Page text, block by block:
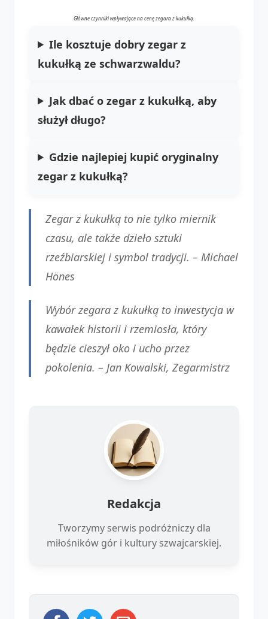
Główne czynniki wpływające na cenę zegara z kukułką.
Ile kosztuje dobryzegar z
kukułką ze schwarzwaldu?
Jak dbać ozegar z kukułką, aby
służył długo?
Gdzie najlepiej kupić oryginalny
zegar z kukułką?
Zegar z kukułką to nie tylko miernik
czasu, ale także dzieło sztuki
rzeźbiarskiej i symbol tradycji. – Michael
Hönes
Wybór zegara z kukułką to inwestycja w
kawałek historii i rzemiosła, który
będzie cieszył oko i ucho przez
pokolenia. – Jan Kowalski, Zegarmistrz
Redakcja
Tworzymy serwis podróżniczy dla
miłośników gór i kultury szwajcarskiej.